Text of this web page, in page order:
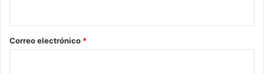
*
Correo electrónico *